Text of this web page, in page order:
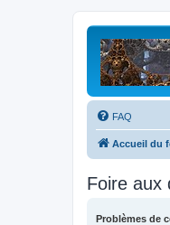
FAQ
Accueil du
Foire aux
Problèmes de